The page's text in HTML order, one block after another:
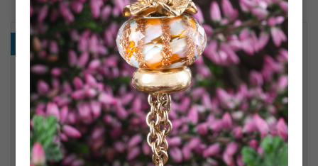
VERDER SHOPPEN
PROMO